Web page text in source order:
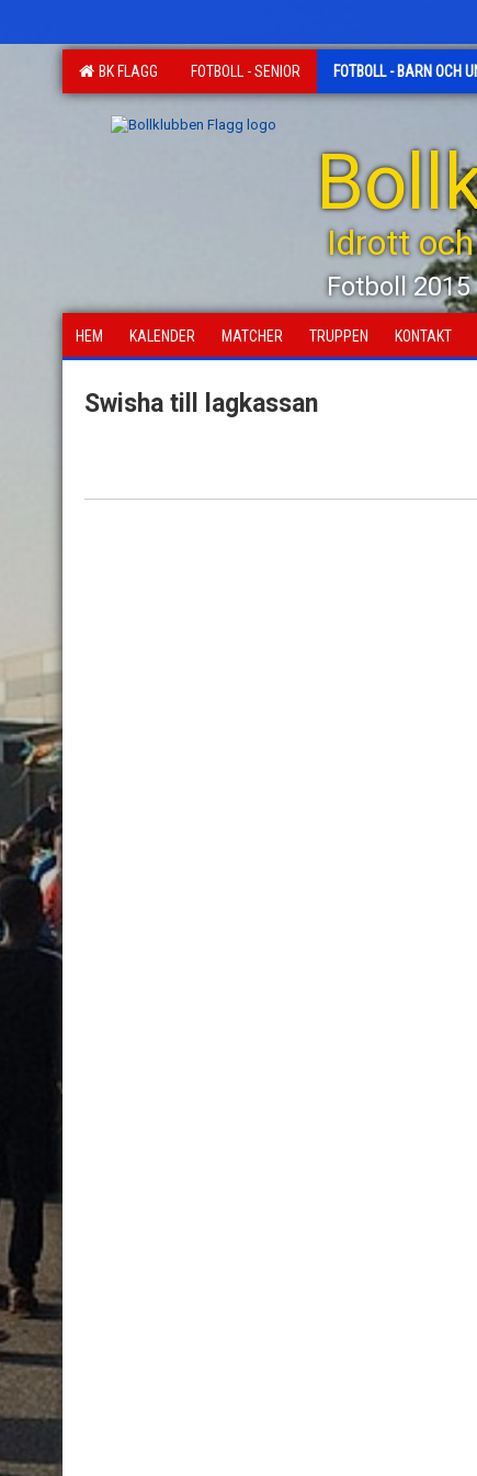
BK FLAGG FOTBOLL - SENIOR FOTBOLL - BARN OCH
Idrott
Fotboll 2015
HEM KALENDER MATCHER TRUPPEN KONTAKT
Swisha till lagkassan